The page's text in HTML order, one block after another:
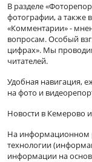
В разделе
фотографии, а также
«Комментарии» -
вопросам. Особый
цифрах». Мы
читателей.
Удобная навигация,
на фото и
Новости в Кемерово
На информационном
технологии
информации на